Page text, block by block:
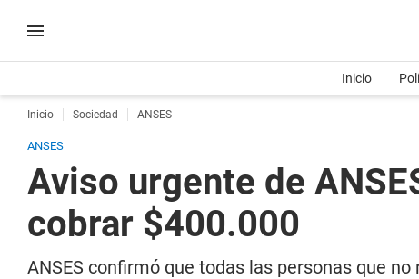
Inicio
Inicio Sociedad ANSES
ANSES
Aviso urgente de
cobrar $400.000
ANSES confirmó que todas las personas que